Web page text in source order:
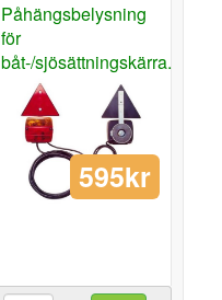
Påhängsbelysning
för
båt-/sjösättningskärra.
595kr